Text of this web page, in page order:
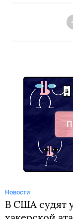
Новости
В США судят